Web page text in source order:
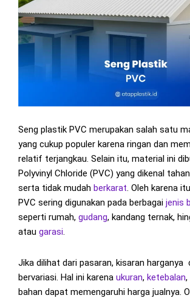
Seng plastik PVC merupakan salah satu
yang cukup populer karena ringan dan
relatif terjangkau. Selain itu, material ini
Polyvinyl Chloride (PVC) yang dikenal
serta tidak mudah berkarat. Oleh karena
PVC sering digunakan pada berbagai jenis
seperti rumah, gudang, kandang ternak,
atau garasi.
Jika dilihat dari pasaran, kisaran harganya
bervariasi. Hal ini karena ukuran, ketebalan,
bahan dapat memengaruhi harga jualnya.